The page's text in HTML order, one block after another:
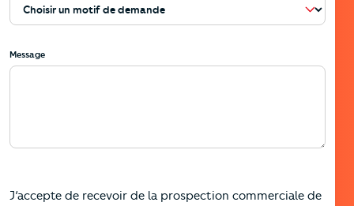
Message
J’accepte de recevoir de la prospection commerciale de